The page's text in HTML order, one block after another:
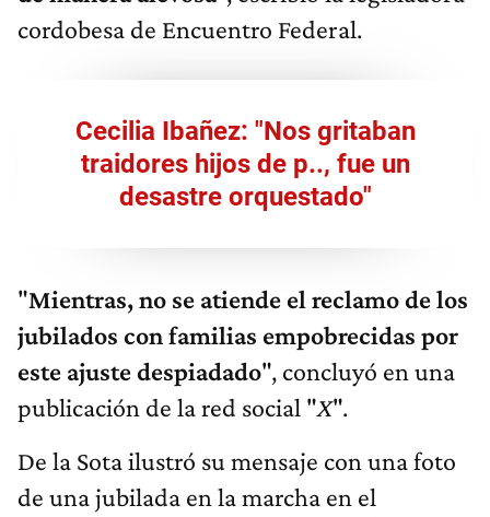
cordobesa de Encuentro Federal.
Cecilia Ibañez: "Nos gritaban
traidores hijos de p.., fue un
desastre orquestado"
"Mientras, no se atiende el reclamo de los
jubilados con familias empobrecidas por
este ajuste despiadado", concluyó en una
publicación de la red social "X".
De la Sota ilustró su mensaje con una foto
de una jubilada en la marcha en el